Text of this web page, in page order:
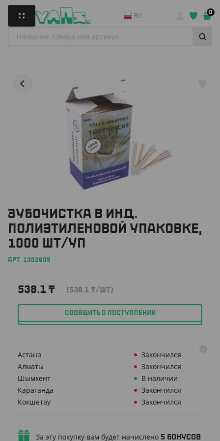
RU 0
ЗУБОЧИСТКА В ИНД.
ПОЛИЭТИЛЕНОВОЙ УПАКОВКЕ,
1000 ШТ/УП
АРТ. 1302605
538.1 ₸ (538.1 ₸/ШТ)
СООБЩИТЬ О ПОСТУПЛЕНИИ
Астана
Закончился
Алматы
Закончился
Шымкент
В наличии
Караганда
Закончился
Кокшетау
Закончился
За эту покупку вам будет начислено 5 бонусов